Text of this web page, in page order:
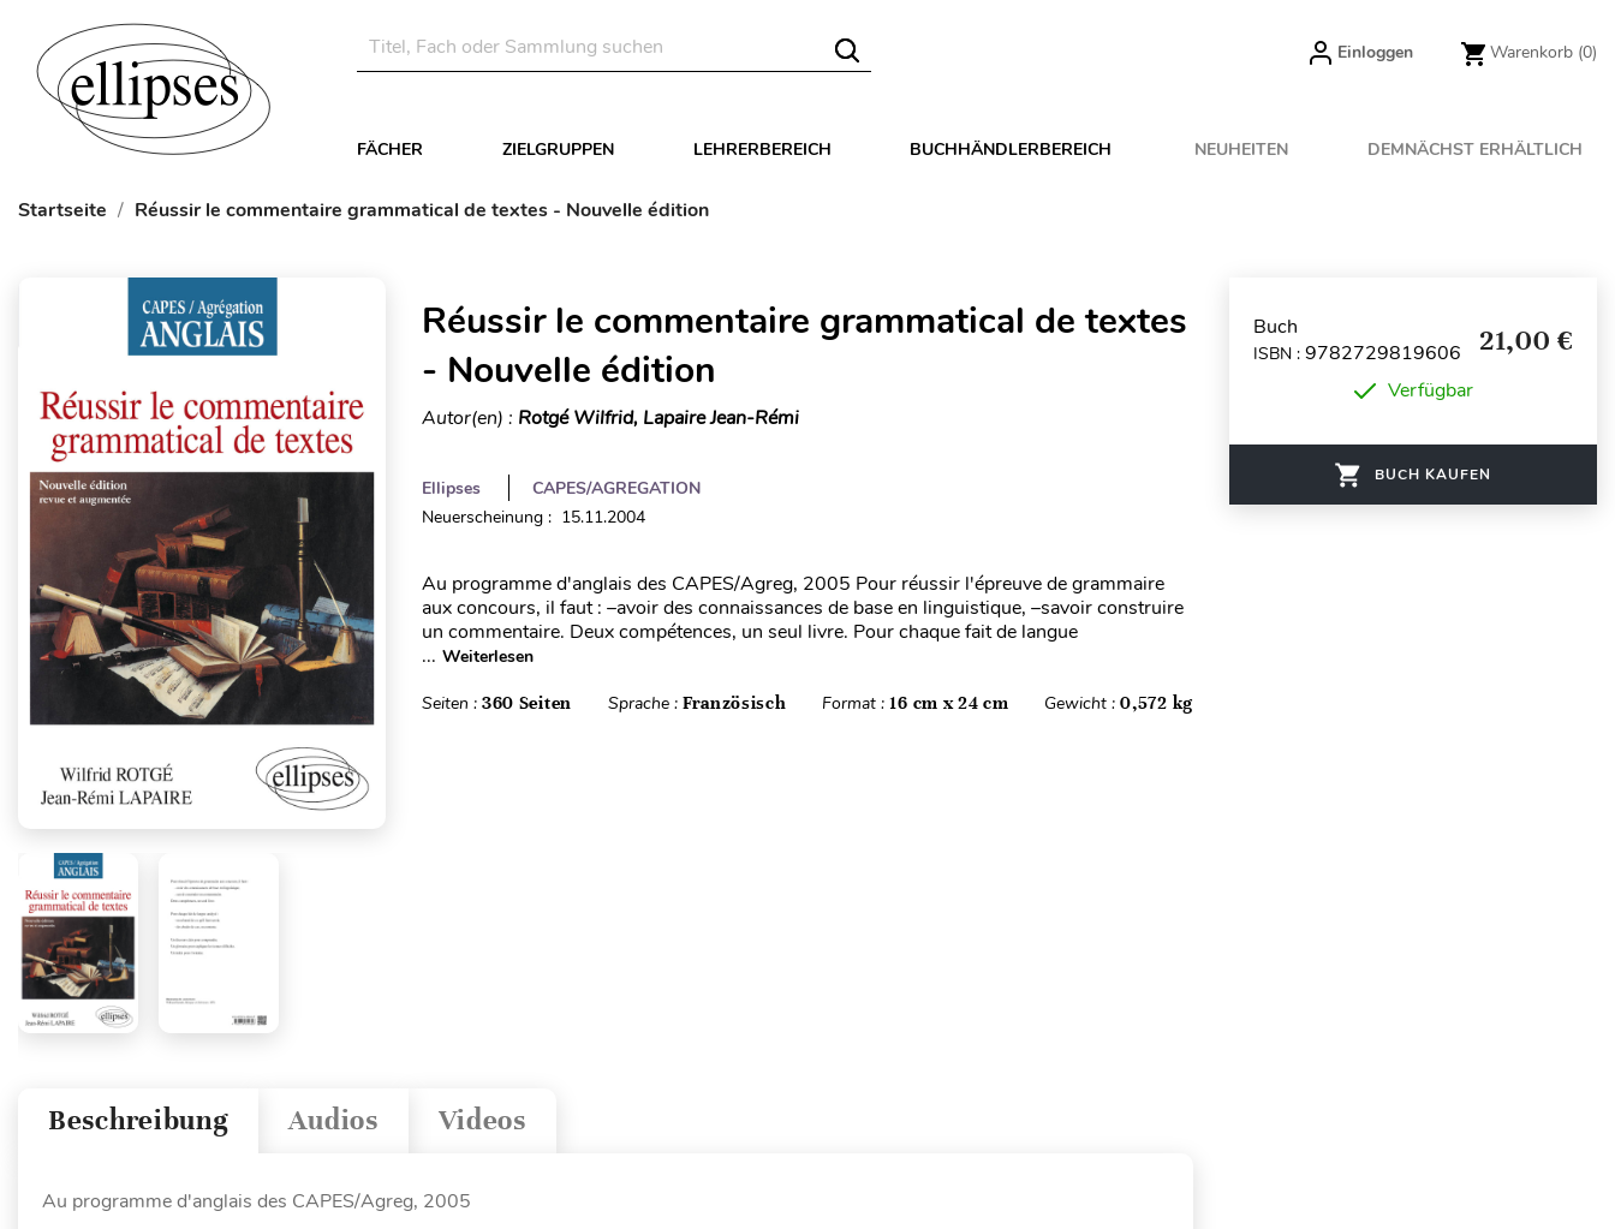
Einloggen Warenkorb (0)
FÄCHER ZIELGRUPPEN LEHRERBEREICH BUCHHÄNDLERBEREICH NEUHEITEN DEMNÄCHST ERHÄLTLICH
Startseite Réussir le commentaire grammatical de textes - Nouvelle édition
Réussir le commentaire grammatical de textes
- Nouvelle édition
Autor(en) : Rotgé Wilfrid, Lapaire Jean-Rémi
Ellipses
CAPES/AGREGATION
Neuerscheinung : 15.11.2004
Au programme d'anglais des CAPES/Agreg, 2005 Pour réussir l'épreuve de grammaire
aux concours, il faut : –avoir des connaissances de base en linguistique, –savoir construire
un commentaire. Deux compétences, un seul livre. Pour chaque fait de langue
... Weiterlesen
Seiten : 360 Seiten Sprache : Französisch Format :16 cm x 24 cm Gewicht :0,572 kg
Videos
Audios
Beschreibung
Au programme d'anglais des CAPES/Agreg, 2005
Buch
ISBN : 9782729819606 21,00 €
Verfügbar
BUCH KAUFEN